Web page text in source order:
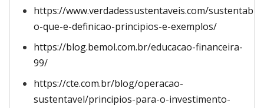
https://www.verdadessustentaveis.com/
o-que-e-definicao-principios-e-exemplos/
https://blog.bemol.com.br/educacao-financeira-
99/
https://cte.com.br/blog/operacao-
sustentavel/principios-para-o-investimento-